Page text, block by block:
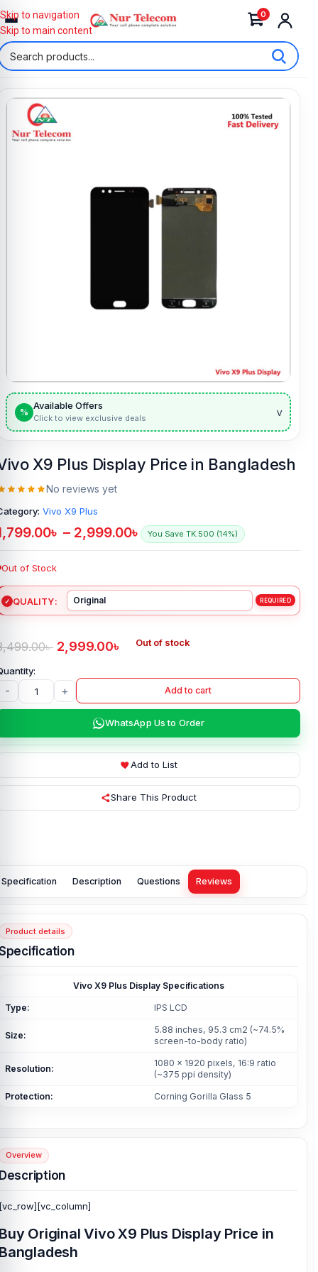
0
Skip to navigation
Skip to main content
%
Available Offers
Click to view exclusive deals v
X9 Plus Display Price in Bangladesh
No reviews yet
Vivo X9 Plus
৳ – 2,999.00৳ You Save TK.500 (14%)
Out of Stock
QUALITY
৳ 2,999.00৳ Out of stock
- + Add to cart
WhatsApp Us to Order
Add to List
Share This Product
Specification Description Questions Reviews
Product details
Vivo X9 Plus Display Specifications
Type: IPS LCD
Size:
5.88 inches, 95.3 cm2 (~74.5%
screen-to-body ratio)
Resolution:
1080 x 1920 pixels, 16:9 ratio
(~375 ppi density)
Protection: Corning Gorilla Glass 5
Overview
Original Vivo X9 Plus Display Price in